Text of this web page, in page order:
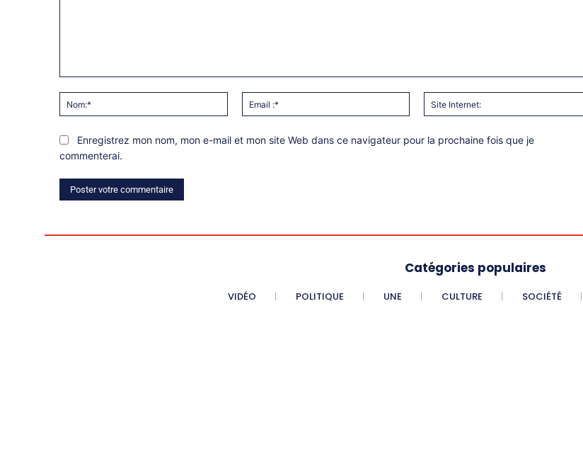
Nom:*
Email
:*
Enregistrez mon nom, mon e-mail et mon site Web dans ce navigateur pour la prochaine fois que je
commenterai.
Catégories populaires
VIDÉO POLITIQUE UNE CULTURE SOCIÉTÉ